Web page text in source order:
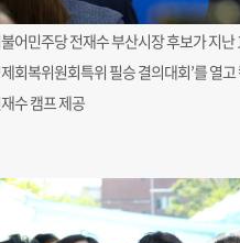
어민주당 전재수 부산시장 후보가 지
회복위원회특위 필승 결의대회’를 열
수 캠프 제공